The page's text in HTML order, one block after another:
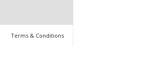
Terms & Conditions